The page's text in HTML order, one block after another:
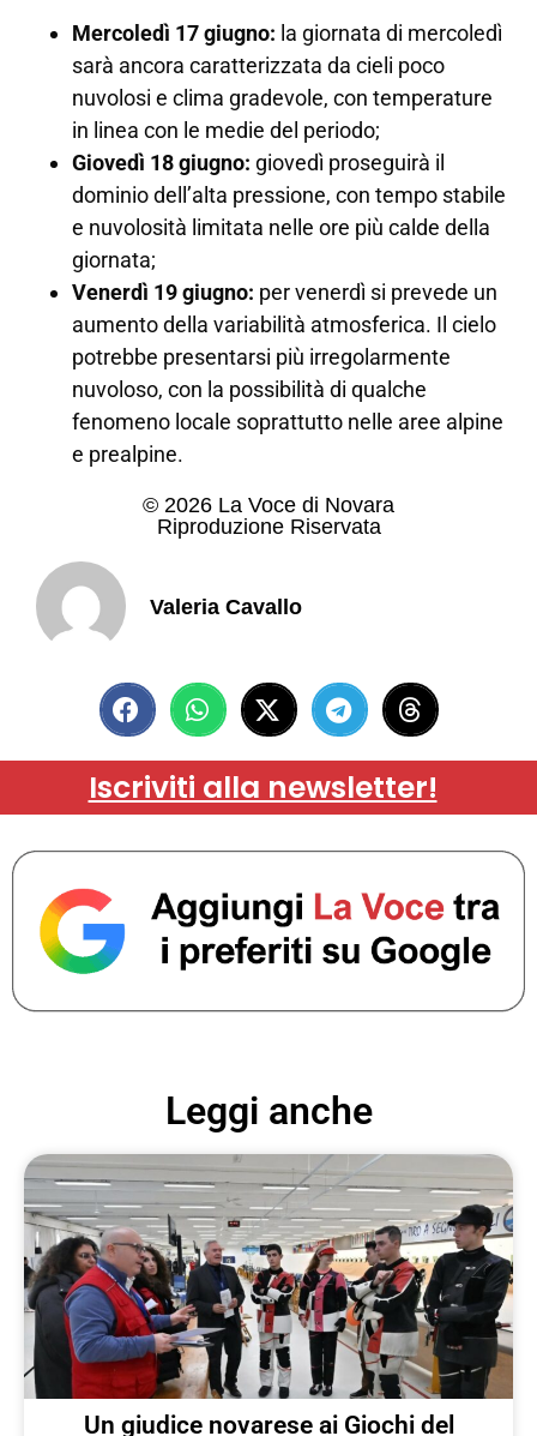
Mercoledì 17 giugno: la giornata di mercoledì
sarà ancora caratterizzata da cieli poco
nuvolosi e clima gradevole, con temperature
in linea con le medie del periodo;
Giovedì 18 giugno: giovedì proseguirà il
dominio dell’alta pressione, con tempo stabile
e nuvolosità limitata nelle ore più calde della
giornata;
Venerdì 19 giugno: per venerdì si prevede un
aumento della variabilità atmosferica. Il cielo
potrebbe presentarsi più irregolarmente
nuvoloso, con la possibilità di qualche
fenomeno locale soprattutto nelle aree alpine
e prealpine.
© 2026 La Voce di Novara
Riproduzione Riservata
Valeria Cavallo
Iscriviti alla newsletter!
Leggi anche
Un giudice novarese ai Giochi del